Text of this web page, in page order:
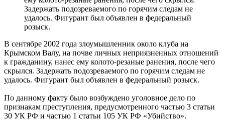
Задержать подозреваемого по горячим следам не
удалось. Фигурант был объявлен в федеральный
розыск.
В сентябре 2002 года злоумышленник около клуба на
Крымском Валу, на почве личных неприязненных отношений
к гражданину, нанес ему колото-резаные ранения, после чего
скрылся. Задержать подозреваемого по горячим следам не
удалось. Фигурант был объявлен в федеральный розыск.
По данному факту было возбуждено уголовное дело по
признакам преступления, предусмотренного частью 3 статьи
30 УК РФ и частью 1 статьи 105 УК РФ «Убийство».